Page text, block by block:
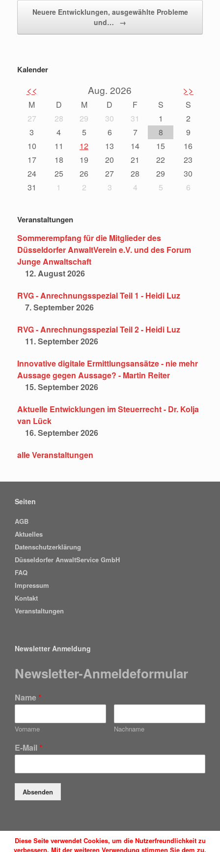
Neuere Entwicklungen, ausgewählte Probleme
und…
→
Kalender
<< Aug. 2026 >>
M D M D F S
S
27
28 29 30 31 1
2
3
4 5 6 7 8
9
10
11 12 13 14 15
16
17
18 19 20 21 22
23
24
25 26 27 28 29
30
31
1 2 3 4 5 6
Veranstaltungen
Sommerempfang für die Mitglieder des
Düsseldorfer AnwaltVerein e.V. und des Forum
Junge Anwaltschaft
12. August 2026
RVG - Anrechnungsspezial Teil 1 - Heidi Luz
7. September 2026
RVG - Anrechnungsspezial Teil 2 - Heidi Luz
11. September 2026
Innovative digitale Ermittlungsansätze - nie mehr
Aussage gegen Aussage? - Martin Reiter
15. September 2026
Aktuelle Entwicklungen im Steuerrecht - Dr. Kolja
van Lück
16. September 2026
alle Veranstaltungen
Seiten
AGB
Aktuelles
Datenschutzerklärung
Düsseldorfer AnwaltService GmbH
FAQ
Impressum
Kontakt
Veranstaltungen
Newsletter Anmeldung
Newsletter-Anmeldeformular
Name *
Vorname Nachname
E-Mail *
Absenden
Düsseldorfer Anwaltsservice GmbH
Diese Seite verwendet Cookies, um die Nutzerfreundlichkeit zu
verbessern. Mit der weiteren Verwendung stimmen Sie dem zu.